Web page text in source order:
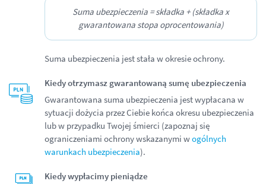
Suma ubezpieczenia = składka + (składka x
gwarantowana stopa oprocentowania)
Suma ubezpieczenia jest stała w okresie ochrony.
Kiedy otrzymasz gwarantowaną sumę ubezpieczenia
Gwarantowana suma ubezpieczenia jest wypłacana w
sytuacji dożycia przez Ciebie końca okresu ubezpieczenia
lub w przypadku Twojej śmierci (zapoznaj się
ograniczeniami ochrony wskazanymi wogólnych
warunkach ubezpieczenia).
Kiedy wypłacimy pieniądze